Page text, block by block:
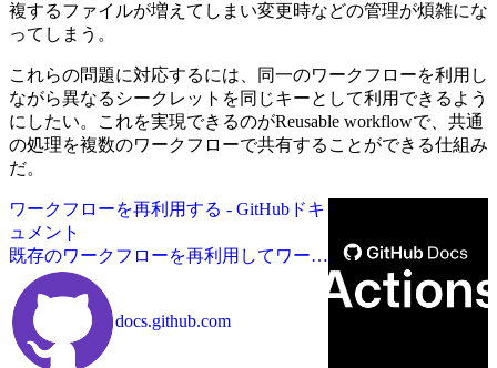
複するファイルが増えてしまい変更時などの管理が煩雑にな
ってしまう。
これらの問題に対応するには、同一のワークフローを利用し
ながら異なるシークレットを同じキーとして利用できるよう
にしたい。これを実現できるのがReusable workflowで、共通
の処理を複数のワークフローで共有することができる仕組み
だ。
ワークフローを再利用する - GitHubドキ
ュメント
既存のワークフローを再利用してワーク
フローを作成するときに重複を回避する
方法について説明します。
docs.github.com